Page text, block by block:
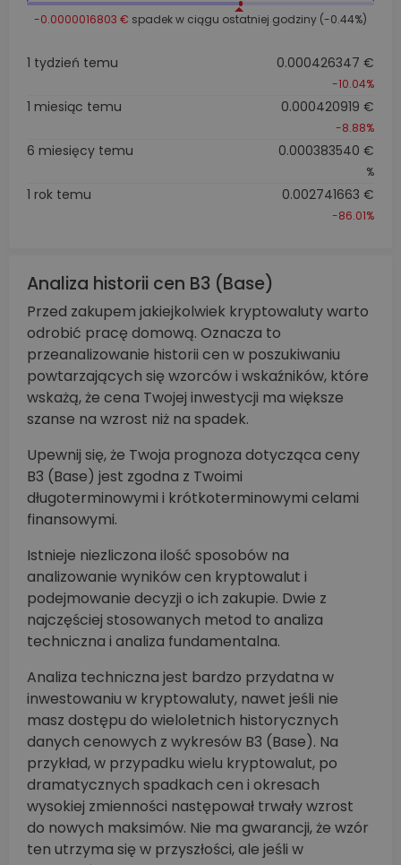
-0.0000016803 € spadek w ciągu ostatniej godziny (-0.44%)
1 tydzień temu 0.000426347 €
-10.04%
1 miesiąc temu 0.000420919 €
-8.88%
6 miesięcy temu 0.000383540 €
%
1 rok temu 0.002741663 €
-86.01%
Analiza historii cen B3 (Base)
Przed zakupem jakiejkolwiek kryptowaluty warto
odrobić pracę domową. Oznacza to
przeanalizowanie historii cen w poszukiwaniu
powtarzających się wzorców i wskaźników, które
wskażą, że cena Twojej inwestycji ma większe
szanse na wzrost niż na spadek.
Upewnij się, że Twoja prognoza dotycząca ceny
B3 (Base) jest zgodna z Twoimi
długoterminowymi i krótkoterminowymi celami
finansowymi.
Istnieje niezliczona ilość sposobów na
analizowanie wyników cen kryptowalut i
podejmowanie decyzji o ich zakupie. Dwie z
najczęściej stosowanych metod to analiza
techniczna i analiza fundamentalna.
Analiza techniczna jest bardzo przydatna w
inwestowaniu w kryptowaluty, nawet jeśli nie
masz dostępu do wieloletnich historycznych
danych cenowych z wykresów B3 (Base). Na
przykład, w przypadku wielu kryptowalut, po
dramatycznych spadkach cen i okresach
wysokiej zmienności następował trwały wzrost
do nowych maksimów. Nie ma gwarancji, że wzór
ten utrzyma się w przyszłości, ale jeśli w